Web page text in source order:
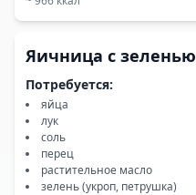
Яичница с зеленью
Потребуется:
яйца
лук
соль
перец
растительное масло
зелень (укроп, петрушка)